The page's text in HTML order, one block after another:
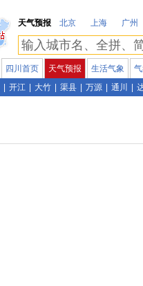
天气预报
北京 上海 广州
四川首页 天气预报 生活气象
开江 大竹 渠县 万源 通川